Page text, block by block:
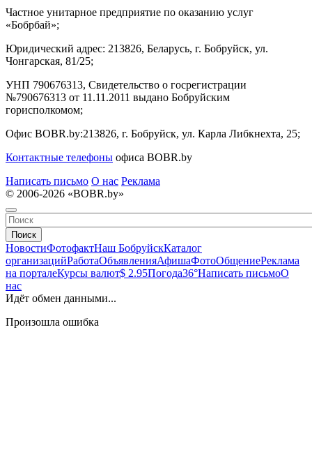
Частное унитарное предприятие по оказанию услуг
«Бобрбай»;
Юридический адрес: 213826, Беларусь, г. Бобруйск, ул.
Чонгарская, 81/25;
УНП 790676313, Свидетельство о госрегистрации
№790676313 от 11.11.2011 выдано Бобруйским
горисполкомом;
Офис BOBR.by:213826, г. Бобруйск, ул. Карла Либкнехта, 25;
Контактные телефоны офиса BOBR.by
Написать письмо О нас Реклама
© 2006-2026 «BOBR.by»
Поиск
НовостиФотофактНаш БобруйскКаталог
организацийРаботаОбъявленияАфишаФотоОбщениеРеклама
на порталеКурсы валют$ 2.95Погода36°Написать письмоО
нас
Идёт обмен данными...
Произошла ошибка